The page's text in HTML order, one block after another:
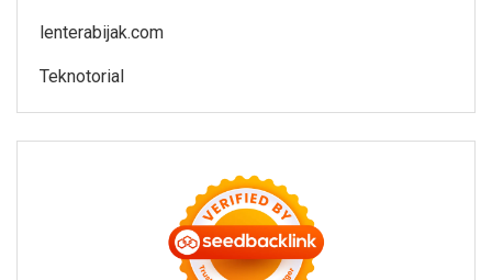
lenterabijak.com
Teknotorial